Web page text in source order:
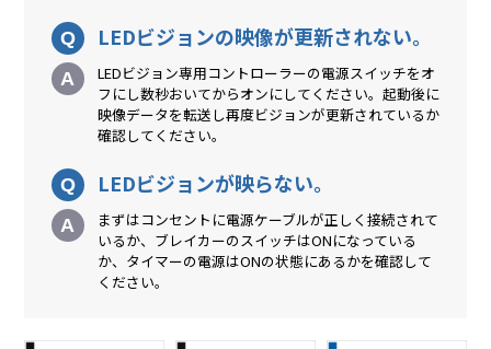
LEDビジョンの映像が更新されない。
LEDビジョン専用コントローラーの電源スイッチをオ
フにし数秒おいてからオンにしてください。起動後に
映像データを転送し再度ビジョンが更新されているか
確認してください。
LEDビジョンが映らない。
まずはコンセントに電源ケーブルが正しく接続されて
いるか、ブレイカーのスイッチはONになっている
か、タイマーの電源はONの状態にあるかを確認して
ください。